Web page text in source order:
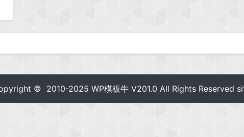
© 2010-2025 WP模板牛V201.0 All Rights Reserved